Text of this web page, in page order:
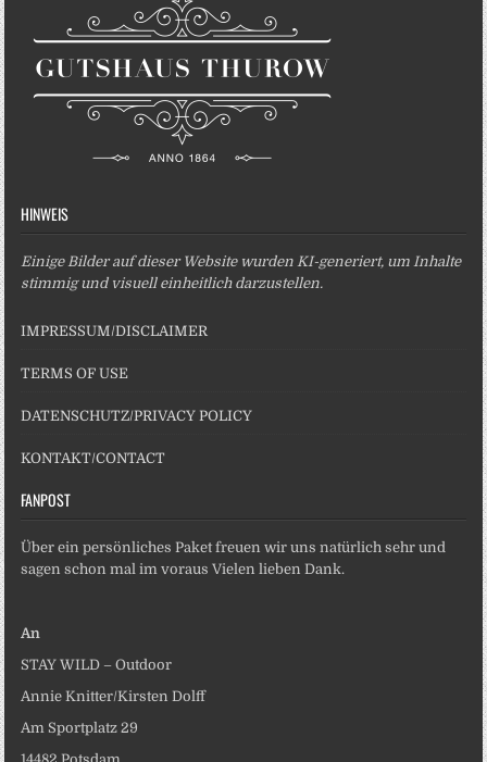
HINWEIS
Einige Bilder auf dieser Website wurden KI-generiert, um Inhalte
stimmig und visuell einheitlich darzustellen.
IMPRESSUM/DISCLAIMER
TERMS OF USE
DATENSCHUTZ/PRIVACY POLICY
KONTAKT/CONTACT
FANPOST
Über ein persönliches Paket freuen wir uns natürlich sehr und
sagen schon mal im voraus Vielen lieben Dank.
An
STAY WILD – Outdoor
Annie Knitter/Kirsten Dolff
Am Sportplatz 29